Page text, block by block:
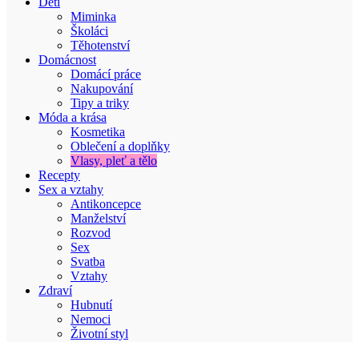
Miminka
Školáci
Těhotenství
Domácnost
Domácí práce
Nakupování
Tipy a triky
Móda a krása
Kosmetika
Oblečení a doplňky
Vlasy, pleť a tělo
Recepty
Sex a vztahy
Antikoncepce
Manželství
Rozvod
Sex
Svatba
Vztahy
Zdraví
Hubnutí
Nemoci
Životní styl